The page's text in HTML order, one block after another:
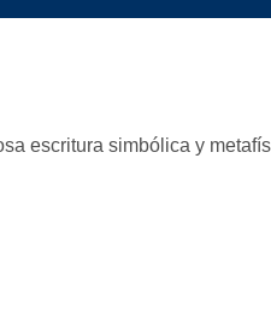
escritura simbólica y